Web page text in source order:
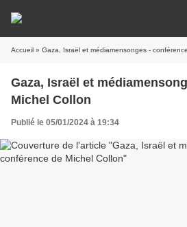
Accueil » Gaza, Israël et médiamensonges -
Gaza, Israël et
Michel Collon
Publié le 05/01/2024 à 19:34